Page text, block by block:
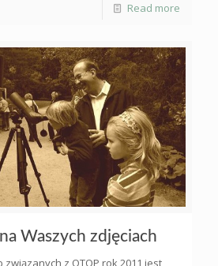
Read more
Waszych zdjęciach